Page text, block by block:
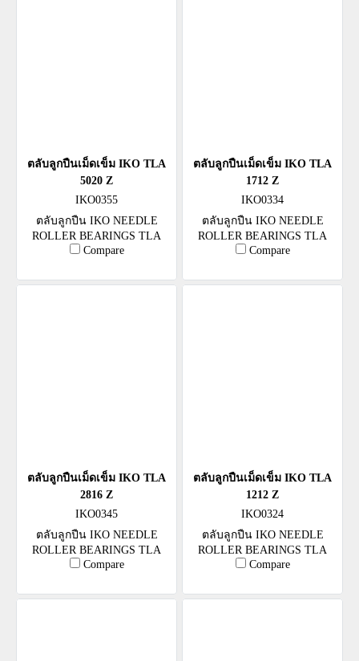
ตลับลูกปืนเม็ดเข็ม IKO TLA
5020 Z
IKO0355
ตลับลูกปืน IKO NEEDLE
ROLLER BEARINGS TLA
5020 Z
Compare
ตลับลูกปืนเม็ดเข็ม IKO TLA
1712 Z
IKO0334
ตลับลูกปืน IKO NEEDLE
ROLLER BEARINGS TLA
1712 Z
Compare
ตลับลูกปืนเม็ดเข็ม IKO TLA
2816 Z
IKO0345
ตลับลูกปืน IKO NEEDLE
ROLLER BEARINGS TLA
2816 Z
Compare
ตลับลูกปืนเม็ดเข็ม IKO TLA
1212 Z
IKO0324
ตลับลูกปืน IKO NEEDLE
ROLLER BEARINGS TLA
1212 Z
Compare